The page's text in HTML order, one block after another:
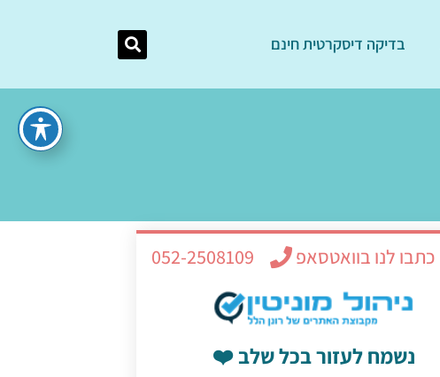
בדיקה דיסקרטית חינם
כתבו לנו בוואטסאפ 052-2508109
נשמח לעזור בכל שלב ❤️